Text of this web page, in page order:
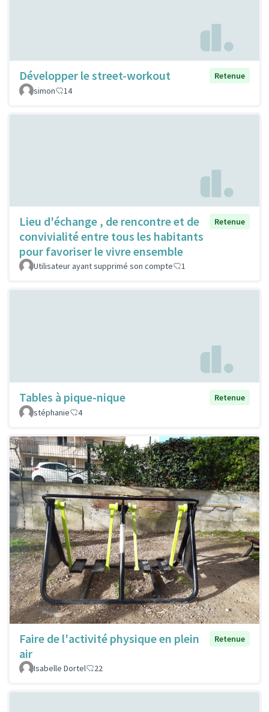
Développer le street-workout
Retenue
simon
14
Lieu d'échange , de rencontre et de
convivialité entre tous les habitants
pour favoriser le vivre ensemble
Retenue
Utilisateur ayant supprimé son compte 1
Tables à pique-nique
Retenue
stéphanie
4
Faire de l'activité physique en plein
air
Retenue
Isabelle Dortel 22